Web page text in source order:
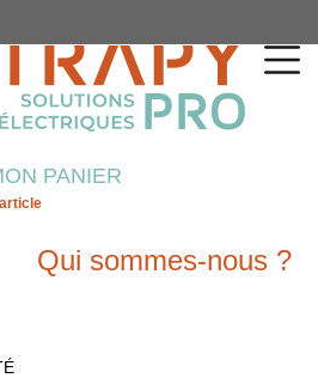
PANIER
Qui sommes-nous ?